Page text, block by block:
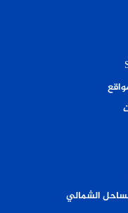
الشمالي